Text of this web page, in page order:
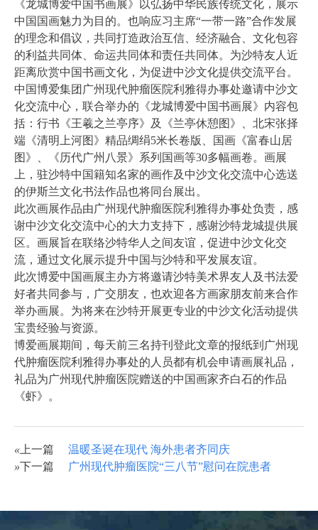
《龙城博爱中国书画展》以弘扬中华民族传统文化，展示
中国国画魅力为目的。也响应习主席“一带一路”合作发展
的理念和倡议，共同打造政治互信、经济融合、文化包容
的利益共同体、命运共同体和责任共同体。为沙特友人近
距离欣赏中国书画文化，为促进中沙文化提供交流平台。
中国博爱集团广州现代肿瘤医院利雅得办事处邀请中沙文
化交流中心，联合举办的《龙城博爱中国书画展》内容包
括：行书《王羲之兰亭序》及《兰亭休憩图》、北宋张择
端《清明上河图》精品绸绢5米长卷版、国画《富春山居
图》、《历代广州八景》系列国画等30多幅画卷。画展
上，驻沙特中国籍知名家的画作及中沙文化交流中心选送
的伊斯兰文化书法作品也将同台展出。
此次画展作品由广州现代肿瘤医院利雅得办事处负责，感
谢中沙文化交流中心的大力支持下，感谢沙特龙城提供展
区。画展旨在联络沙特华人之间友谊，促进中沙文化交
流，通过文化展示提升中国与沙特和平发展友谊。
此次博爱中国画展主办方将邀请沙特美术界友人及书法爱
好者共同参与，广交朋友，也欢迎各方画家朋友前来合作
举办画展。为将来在沙特开展更专业的中沙文化活动提供
宝贵经验与资源。
博爱画展期间，每天前三名持刊登此文章的报纸到广州现
代肿瘤医院利雅得办事处的人员都有机会申请画展礼品，
礼品为广州现代肿瘤医院赠送的中国画家齐白石的作品
《虾》。
« 上一篇
温暖圣诞在现代 海外患者齐同庆
»下一篇 广州现代肿瘤医院“三八节”慰问在院患者